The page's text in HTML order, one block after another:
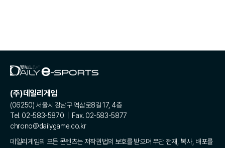
(주)데일리게임
(06250) 서울시 강남구 역삼로8길 17, 4층
Tel. 02-583-5870 | Fax. 02-583-5877
chrono@dailygame.co.kr
데일리게임의 모든 콘텐츠는 저작권법의 보호를 받으며 무단 전재, 복사, 배포를